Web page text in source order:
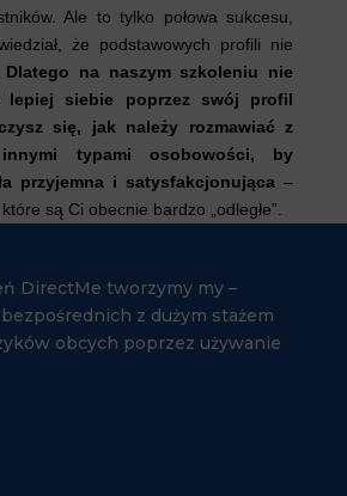
Ale to tylko połowa sukcesu,
że podstawowych profili nie
Dlatego na naszym szkoleniu nie
lepiej siebie poprzez swój profil
się, jak należy rozmawiać z
typami osobowości, by
przyjemna i satysfakcjonująca –
są Ci obecnie bardzo „odległe”.
DirectMe tworzymy my –
z dużym stażem
obcych poprzez używanie